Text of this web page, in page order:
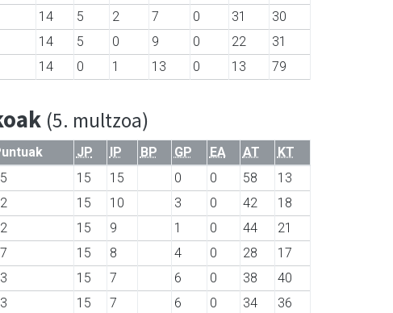
14 5 2 7 0 31
30
14 5 0 9 0 22
31
14 0 1 13 0 13 79
(5. multzoa)
JP IP BP GP EA AT
KT
15 15 0 0 58
13
15 10 3 0 42
18
15 9 1 0 44
21
15 8 4 0 28
17
15 7 6 0 38
40
15 7 6 0 34
36